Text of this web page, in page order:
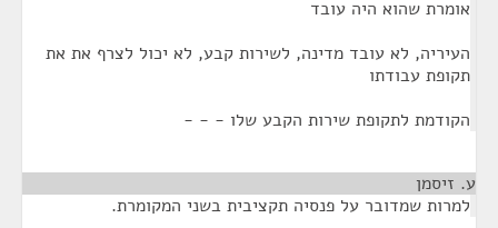
אומרת שהוא היה עובד
העיריה, לא עובד מדינה, לשירות קבע, לא יכול לצרף את את
תקופת עבודתו
הקודמת לתקופת שירות הקבע שלו - - -
ע. זיסמן
למרות שמדובר על פנסיה תקציבית בשני המקומרת.